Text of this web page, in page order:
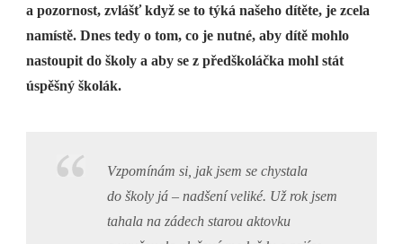
a pozornost, zvlášť když se to týká našeho dítěte, je zcela
namístě. Dnes tedy o tom, co je nutné, aby dítě mohlo
nastoupit do školy a aby se z předškoláčka mohl stát
úspěšný školák.
Vzpomínám si, jak jsem se chystala
do školy já – nadšení veliké. Už rok jsem
tahala na zádech starou aktovku